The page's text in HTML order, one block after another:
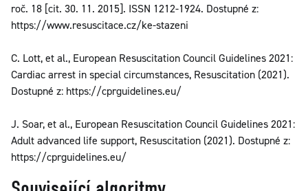
roč. 18 [cit. 30. 11. 2015]. ISSN 1212-1924. Dostupné z:
https://www.resuscitace.cz/ke-stazeni
C. Lott, et al., European Resuscitation Council Guidelines 2021:
Cardiac arrest in special circumstances, Resuscitation (2021).
Dostupné z: https://cprguidelines.eu/
J. Soar, et al., European Resuscitation Council Guidelines 2021:
Adult advanced life support, Resuscitation (2021). Dostupné z:
https://cprguidelines.eu/